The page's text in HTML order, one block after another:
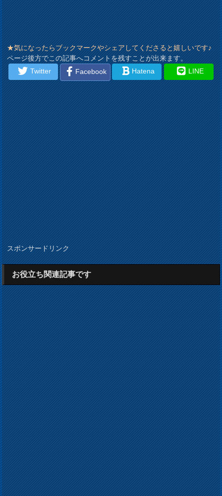
★気になったらブックマークやシェアしてくださると嬉しいです♪
ページ後方でこの記事へコメントを残すことが出来ます。
Twitter
Facebook Hatena LINE
スポンサードリンク
お役立ち関連記事です